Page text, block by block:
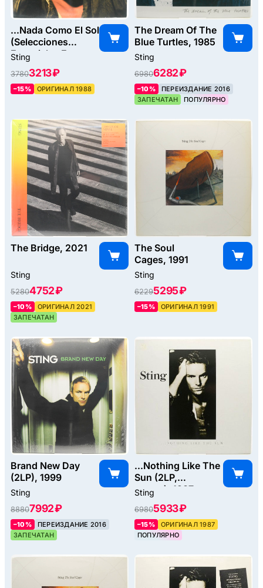
...Nada Como El Sol
(Selecciones
Especiales En
Espanol Y
Portugues), 1988
Sting
37803213 ₽
–15% ОРИГИНАЛ 1988
The Dream Of The
Blue Turtles, 1985
Sting
69806282 ₽
–10%
ПЕРЕИЗДАНИЕ 2016
ЗАПЕЧАТАН
ПОПУЛЯРНО
The Bridge, 2021
Sting
52804752 ₽
–10%
ОРИГИНАЛ 2021
ЗАПЕЧАТАН
The Soul
Cages, 1991
Sting
62295295 ₽
–15% ОРИГИНАЛ 1991
Brand New Day
(2LP), 1999
Sting
88807992 ₽
–10%
ПЕРЕИЗДАНИЕ 2016
ЗАПЕЧАТАН
...Nothing Like The
Sun (2LP,
poster), 1987
Sting
69805933 ₽
–15%
ОРИГИНАЛ 1987
ПОПУЛЯРНО